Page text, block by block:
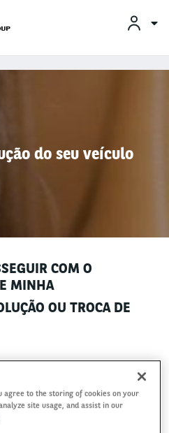
do seu veículo
COM O
MINHA
OU TROCA DE
superado suas
todo este período,
agree to the storing of cookies on your
site usage, and assist in our